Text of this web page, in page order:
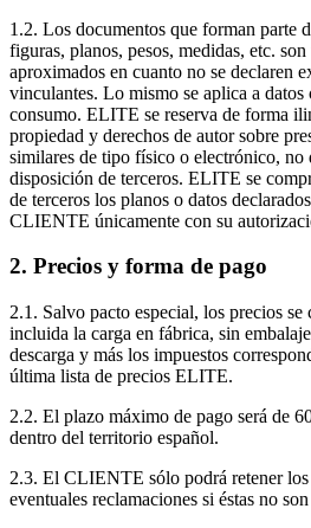
1.2. Los documentos que forman parte
figuras, planos, pesos, medidas, etc.
aproximados en cuanto no se declaren
vinculantes. Lo mismo se aplica a
consumo. ELITE se reserva de forma
propiedad y derechos de autor sobre
similares de tipo físico o electrónico, no
disposición de terceros. ELITE se
de terceros los planos o datos
CLIENTE únicamente con su
2. Precios y forma de pago
2.1. Salvo pacto especial, los precios
incluida la carga en fábrica, sin
descarga y más los impuestos
última lista de precios ELITE.
2.2. El plazo máximo de pago será de
dentro del territorio español.
2.3. El CLIENTE sólo podrá retener los
eventuales reclamaciones si éstas no